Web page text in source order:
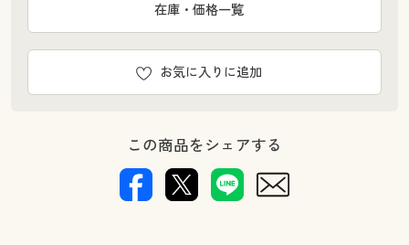
お気に入りに追加
在庫・価格一覧
この商品をシェアする